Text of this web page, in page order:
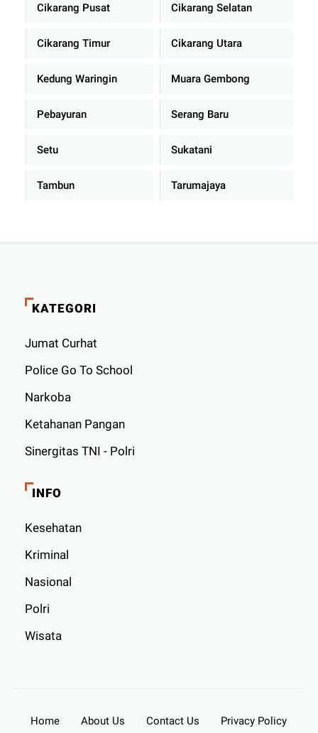
Cikarang Pusat Cikarang Selatan
Cikarang Timur Cikarang Utara
Kedung Waringin Muara Gembong
Pebayuran Serang Baru
Setu Sukatani
Tambun Tarumajaya
KATEGORI
Jumat Curhat
Police Go To School
Narkoba
Ketahanan Pangan
Sinergitas TNI - Polri
INFO
Kesehatan
Kriminal
Nasional
Polri
Wisata
Home About Us Contact Us Privacy Policy